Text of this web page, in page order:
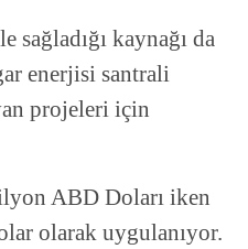
sağladığı kaynağı da
enerjisi santrali
projeleri için
ABD Doları iken
olarak uygulanıyor.